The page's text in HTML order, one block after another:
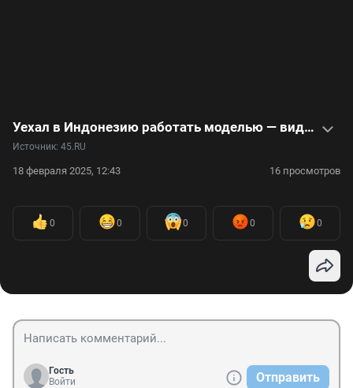
Уехал в Индонезию работать моделью — видеоистория Демида Овчинникова
Источник: 45.RU
18 февраля 2025, 12:43 16 просмотров
0 0 0 0 0
Гость
Войти
Отправить